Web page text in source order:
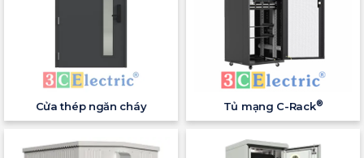
Cửa thép ngăn cháy Tủ mạng C-Rack®